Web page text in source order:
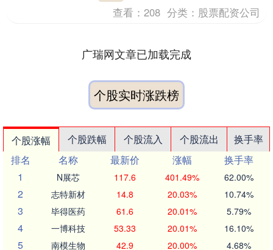
查看：208 分类： 股票配资公司
广瑞网文章已加载完成
个股实时涨跌榜
个股涨幅 个股跌幅 个股流入 个股流出
换手率
排名
名称 最新价 涨幅
换手率
1
N展芯 117.6 401.49% 62.00%
2 志特新材 14.8 20.03% 10.74%
3 毕得医药 61.6 20.01% 5.79%
4 一博科技 53.33 20.01% 16.10%
5 南模生物 42.9 20.00% 4.68%